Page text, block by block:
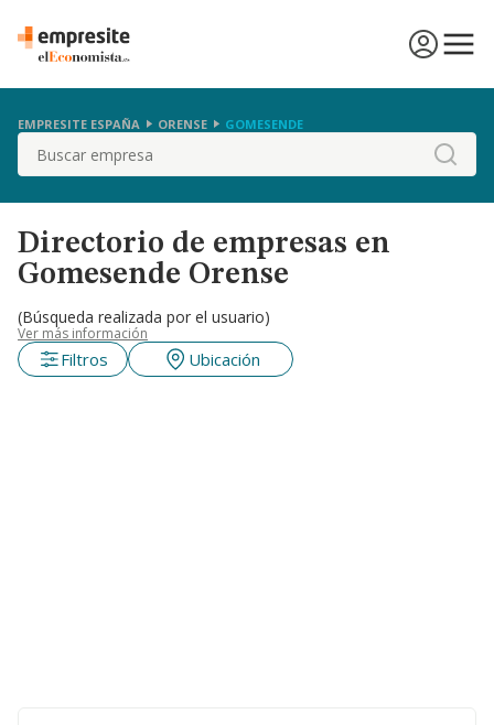
EMPRESITE ESPAÑA ORENSE GOMESENDE
Buscar
Directorio de empresas en
Gomesende Orense
(Búsqueda realizada por el usuario)
Ver más información
Filtros Ubicación